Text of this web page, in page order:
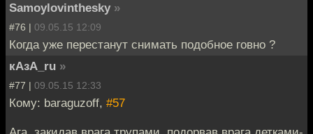
Samoylovinthesky »
#76 | 09.05.15 12:09
Когда уже перестанут снимать подобное говно ?
кАзА_ru »
#77 | 09.05.15 12:33
Кому: baraguzoff, #57